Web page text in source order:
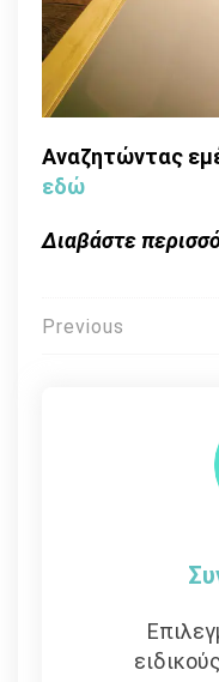
Αναζητώντας
εδώ
Διαβάστε
Πλοήγηση
Previous